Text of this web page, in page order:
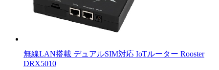
無線LAN搭載 デュアルSIM対応 IoTルーター Rooster
DRX5010